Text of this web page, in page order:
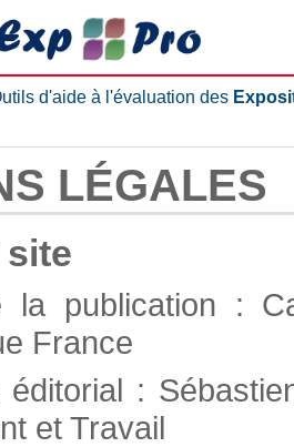
d'aide à l'évaluation des
LÉGALES
la publication :
France
éditorial :
et Travail